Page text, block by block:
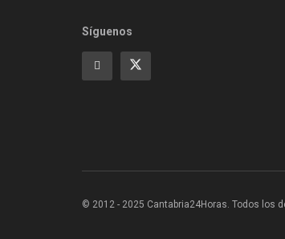
Síguenos
© 2012 - 2025 Cantabria24Horas. Todos los